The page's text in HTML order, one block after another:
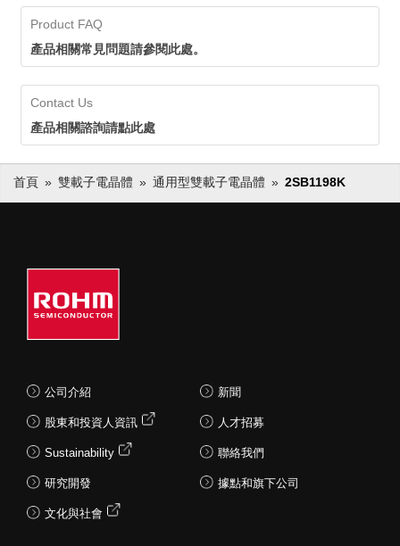
Product FAQ
產品相關常見問題請參閱此處。
Contact Us
產品相關諮詢請點此處
首頁 雙載子電晶體 通用型雙載子電晶體 2SB1198K
公司介紹
股東和投資人資訊
Sustainability
研究開發
文化與社會
新聞
人才招募
聯絡我們
據點和旗下公司